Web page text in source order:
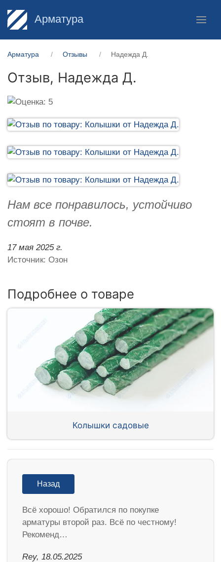
Арматура
Арматура Отзывы Надежда Д.
Отзыв, Надежда Д.
Нам все понравилось, устойчиво
стоят в почве.
17 мая 2025 г.
Источник: Озон
Подробнее о товаре
Колышки садовые
Назад
Всё хорошо! Обратился по покупке
арматуры второй раз. Всё по честному!
Рекоменд…
Rey, 18.05.2025